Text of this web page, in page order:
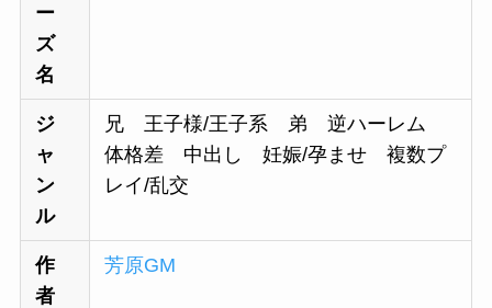
ー
ズ
名
ジ
ャ
ン
ル
兄 王子様/王子系 弟 逆ハーレム
体格差 中出し 妊娠/孕ませ 複数プ
レイ/乱交
作
者
芳原GM